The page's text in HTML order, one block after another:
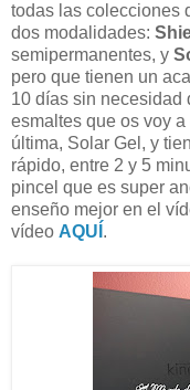
todas las colecciones
dos modalidades:
semipermanentes, y
pero que tienen un
10 días sin necesidad
esmaltes que os voy
última, Solar Gel, y
rápido, entre 2 y 5
pincel que es super
enseño mejor en el
vídeo AQUÍ .